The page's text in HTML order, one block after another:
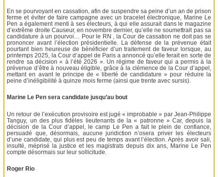
En se pourvoyant en cassation, afin de suspendre sa peine d’un an de prison
ferme et éviter de faire campagne avec un bracelet électronique, Marine Le
Pen a également menti à ses électeurs, à qui elle assurait dans le magazine
d’extrême droite Causeur, en novembre dernier, qu’elle ne soumettrait pas sa
candidature à un pourvoi… Pour le RN , la Cour de cassation ne doit pas se
prononcer avant l’élection présidentielle. La défense de la prévenue était
pourtant bien heureuse de bénéficier d’un traitement de faveur lorsque, au
printemps 2025, la Cour d’appel de Paris a annoncé qu’elle ferait en sorte de
rendre sa décision « à l’été 2026 ». Un régime de faveur qui a permis à la
prévenue d’être à nouveau éligible, grâce à la clémence de la Cour d’appel,
mettant en avant le principe de « liberté de candidature » pour réduire la
peine d’inéligibilité à quinze mois ferme (ainsi que trente avec sursis).
Marine Le Pen sera candidate jusqu’au bout
Un retour de l’exécution provisoire est jugé « improbable » par Jean-Philippe
Tanguy, un des plus fidèles lieutenants de la « patronne » Car, depuis la
décision de la Cour d’appel, le camp Le Pen a fait le plein de confiance,
persuadé que, désormais, aucune juridiction n’osera priver les électeurs
d’une candidate, qui plus est peu de temps avant l’élection. Après avoir sali,
insulté, méprisé la justice et les magistrats depuis dix ans, Marine Le Pen
compte désormais sur leur sollicitude.
Roger Rio